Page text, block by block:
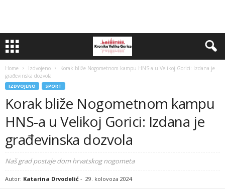
Home Izdvojeno
Korak bliže Nogometnom kampu HNS-a u Velikoj Gorici: Izdana je
građevinska dozvola
IZDVOJENO SPORT
Korak bliže Nogometnom kampu
HNS-a u Velikoj Gorici: Izdana je
građevinska dozvola
Naš grad postaje dom hrvatskog nogometa
Autor: Katarina Drvodelić - 29. kolovoza 2024